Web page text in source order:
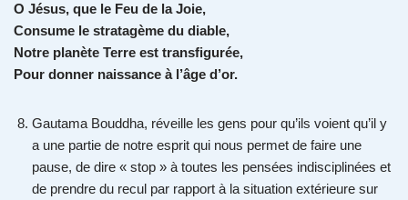
O Jésus, que le Feu de la Joie,
Consume le stratagème du diable,
Notre planète Terre est transfigurée,
Pour donner naissance à l’âge d’or.
Gautama Bouddha, réveille les gens pour qu’ils voient qu’il y
a une partie de notre esprit qui nous permet de faire une
pause, de dire « stop » à toutes les pensées indisciplinées et
de prendre du recul par rapport à la situation extérieure sur